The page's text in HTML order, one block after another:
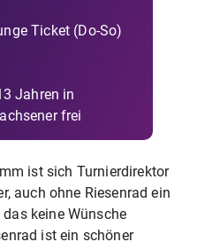
Ticket (Do-So)
Jahren in
frei
ist sich Turnierdirektor
auch ohne Riesenrad ein
keine Wünsche
ist ein schöner